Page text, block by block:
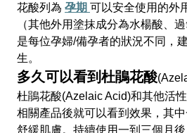
花酸列為 孕期 可以安全使用的外
（其他外用塗抹成分為水楊酸、
是每位孕婦/備孕者的狀況不同，
生。
多久可以看到杜鵑花酸
杜鵑花酸(Azelaic Acid)和其他活
相關產品後就可以看到效果，其
舒緩肌膚。持續使用一到三個月